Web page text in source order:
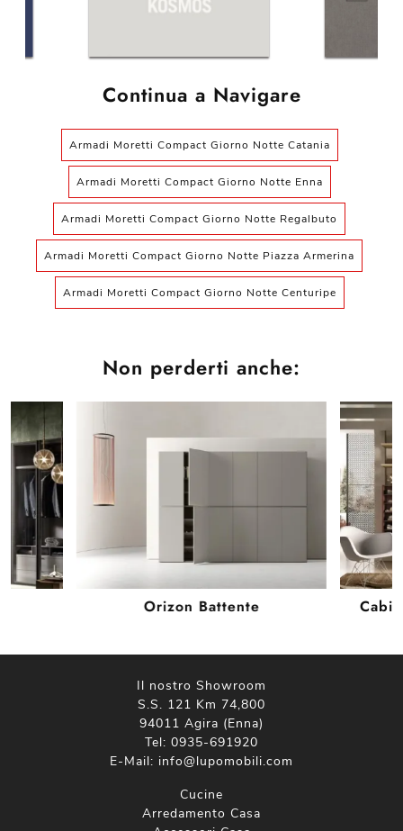
Continua a Navigare
Armadi Moretti Compact Giorno Notte Catania
Armadi Moretti Compact Giorno Notte Enna
Armadi Moretti Compact Giorno Notte Regalbuto
Armadi Moretti Compact Giorno Notte Piazza Armerina
Armadi Moretti Compact Giorno Notte Centuripe
Non perderti anche:
Orizon Battente
Il nostro Showroom
S.S. 121 Km 74,800
94011 Agira (Enna)
Tel: 0935-691920
E-Mail: info@lupomobili.com
Cucine
Arredamento Casa